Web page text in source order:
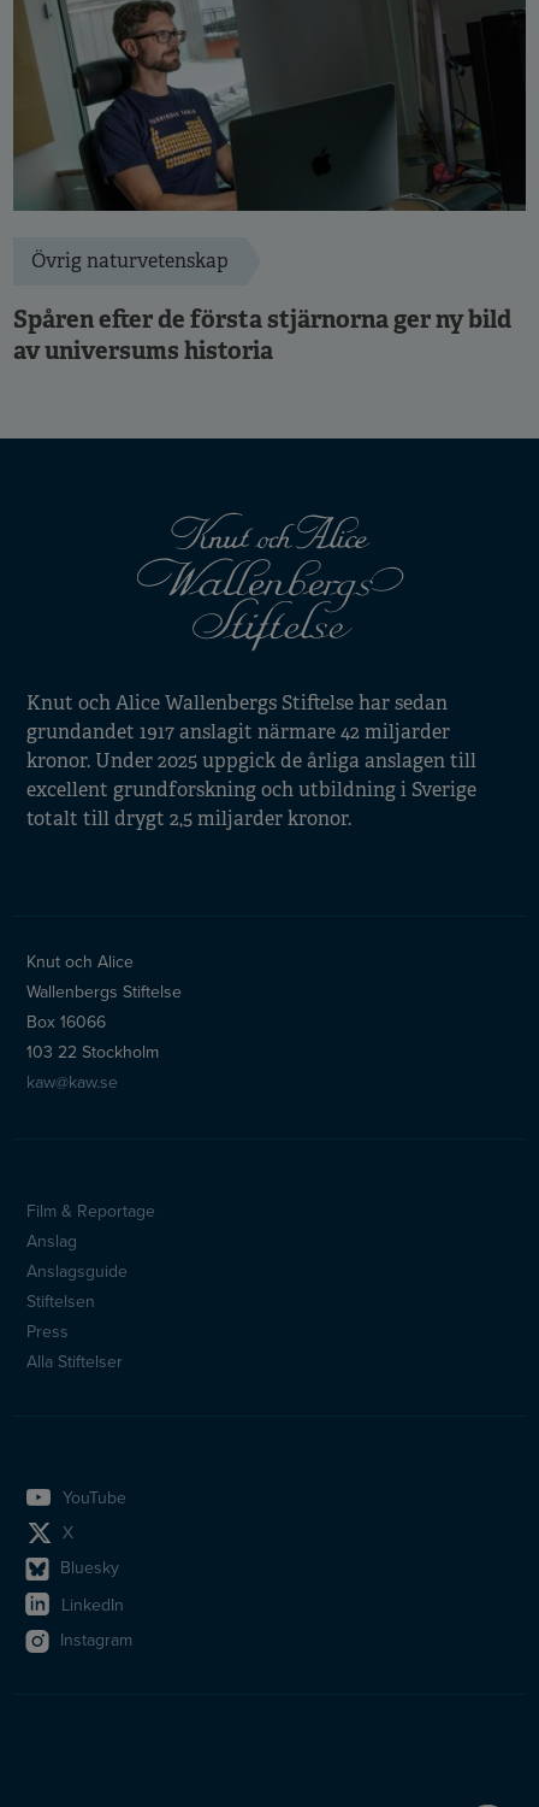
Övrig naturvetenskap
Spåren efter de första stjärnorna ger ny bild
av universums historia
Knut och Alice Wallenbergs Stiftelse har sedan
grundandet 1917 anslagit närmare 42 miljarder
kronor. Under 2025 uppgick de årliga anslagen till
excellent grundforskning och utbildning i Sverige
totalt till drygt 2,5 miljarder kronor.
Knut och Alice
Wallenbergs Stiftelse
Box 16066
103 22 Stockholm
kaw@kaw.se
Sidfotsmeny
Film & Reportage
Anslag
Anslagsguide
Stiftelsen
Press
Alla Stiftelser
YouTube
X
Bluesky
LinkedIn
Instagram